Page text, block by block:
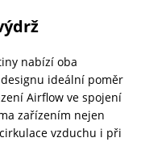
nabízí oba
ideální poměr
Airflow ve spojení
zařízením nejen
vzduchu i při